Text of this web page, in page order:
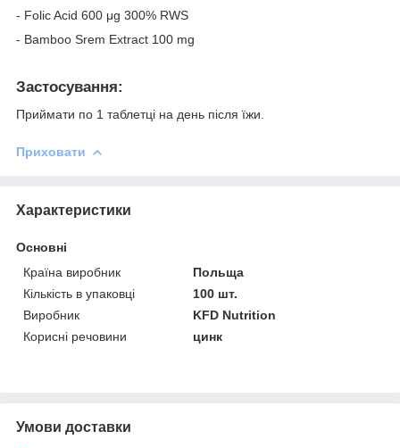
- Folic Acid 600 μg 300% RWS
- Bamboo Srem Extract 100 mg
Застосування:
Приймати по 1 таблетці на день після їжи.
Приховати
Характеристики
Основні
Країна виробник
Польща
Кількість в упаковці
100 шт.
Виробник
KFD Nutrition
Корисні речовини
цинк
Умови доставки